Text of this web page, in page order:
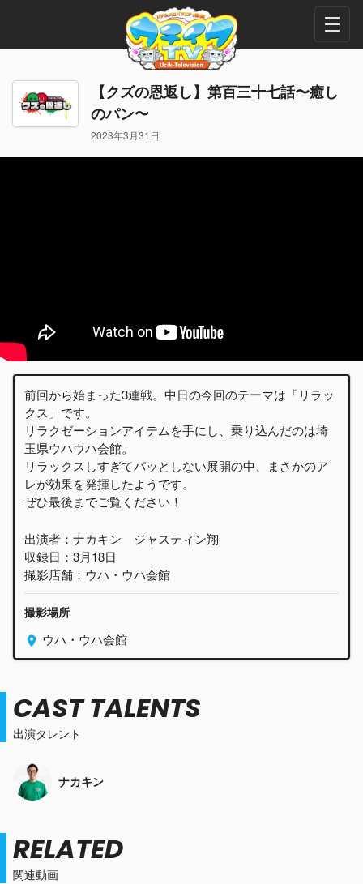
【クズの恩返し】第百三十七話〜癒し
のパン〜
2023年3月31日
前回から始まった3連戦。中日の今回のテーマは「リラッ
クス」です。
リラクゼーションアイテムを手にし、乗り込んだのは埼
玉県ウハウハ会館。
リラックスしすぎてパッとしない展開の中、まさかのア
レが効果を発揮したようです。
ぜひ最後までご覧ください！
出演者：ナカキン ジャスティン翔
収録日：3月18日
撮影店舗：ウハ・ウハ会館
撮影場所
ウハ・ウハ会館
出演タレント
CAST TALENTS
ナカキン
関連動画
RELATED